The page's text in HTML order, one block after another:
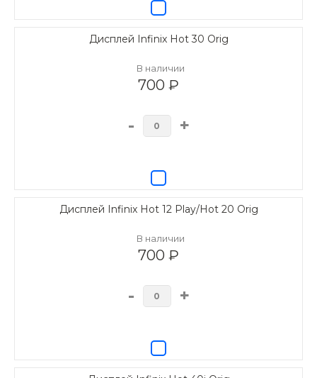
Дисплей Infinix Hot 30 Orig
В наличии
700 ₽
- +
Дисплей Infinix Hot 12 Play/Hot 20 Orig
В наличии
700 ₽
- +